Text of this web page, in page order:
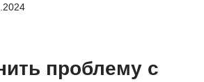
проблему с